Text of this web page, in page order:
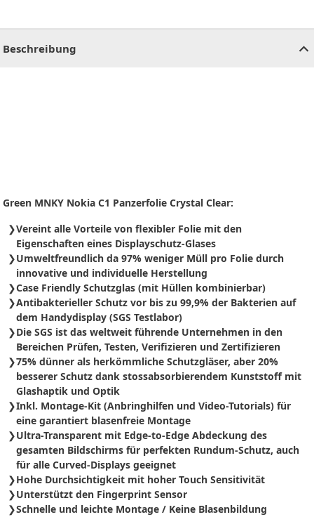
Beschreibung
Green MNKY Nokia C1 Panzerfolie Crystal Clear:
Vereint alle Vorteile von flexibler Folie mit den
Eigenschaften eines Displayschutz-Glases
Umweltfreundlich da 97% weniger Müll pro Folie durch
innovative und individuelle Herstellung
Case Friendly Schutzglas (mit Hüllen kombinierbar)
Antibakterieller Schutz vor bis zu 99,9% der Bakterien auf
dem Handydisplay (SGS Testlabor)
Die SGS ist das weltweit führende Unternehmen in den
Bereichen Prüfen, Testen, Verifizieren und Zertifizieren
75% dünner als herkömmliche Schutzgläser, aber 20%
besserer Schutz dank stossabsorbierendem Kunststoff mit
Glashaptik und Optik
Inkl. Montage-Kit (Anbringhilfen und Video-Tutorials) für
eine garantiert blasenfreie Montage
Ultra-Transparent mit Edge-to-Edge Abdeckung des
gesamten Bildschirms für perfekten Rundum-Schutz, auch
für alle Curved-Displays geeignet
Hohe Durchsichtigkeit mit hoher Touch Sensitivität
Unterstützt den Fingerprint Sensor
Schnelle und leichte Montage / Keine Blasenbildung